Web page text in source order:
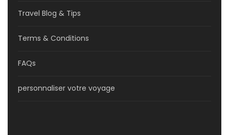
Travel Blog & Tips
Terms & Conditions
FAQs
personnaliser votre voyage